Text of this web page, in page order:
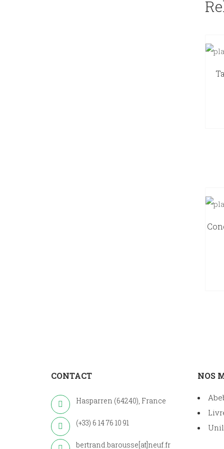
CONTACT
Hasparren (64240), France
(+33) 6 14 76 10 91
bertrand.barousse[at]neuf.fr
NOS